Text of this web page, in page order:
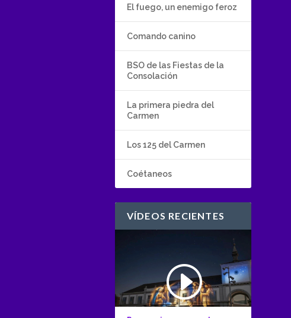
El fuego, un enemigo feroz
Comando canino
BSO de las Fiestas de la
Consolación
La primera piedra del
Carmen
Los 125 del Carmen
Coétaneos
VÍDEOS RECIENTES